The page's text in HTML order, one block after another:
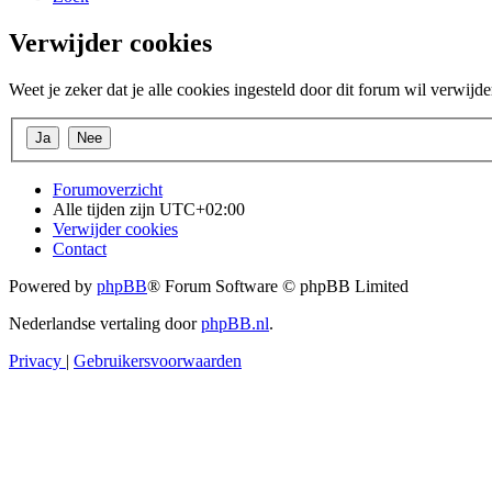
Verwijder cookies
Weet je zeker dat je alle cookies ingesteld door dit forum wil
Forumoverzicht
Alle tijden zijn UTC+02:00
Verwijder cookies
Contact
Powered by phpBB® Forum Software © phpBB Limited
Nederlandse vertaling doorphpBB.nl.
Privacy | Gebruikersvoorwaarden